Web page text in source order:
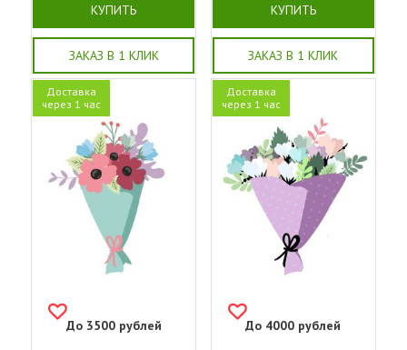
КУПИТЬ
ЗАКАЗ В 1 КЛИК
КУПИТЬ
ЗАКАЗ В 1 КЛИК
Доставка
через 1 час
До 3500 рублей
Доставка
через 1 час
До 4000 рублей